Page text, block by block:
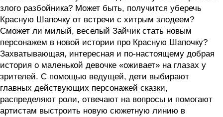
злого разбойника? Может быть, получится уберечь
Красную Шапочку от встречи с хитрым злодеем?
Сможет ли милый, веселый Зайчик стать новым
персонажем в новой истории про Красную Шапочку?
Захватывающая, интересная и по-настоящему добрая
история о маленькой девочке «оживает» на глазах у
зрителей. С помощью ведущей, дети выбирают
главных действующих персонажей сказки,
распределяют роли, отвечают на вопросы и помогают
артистам выстроить новую сюжетную линию в